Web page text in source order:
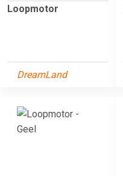
Loopmotor
DreamLand